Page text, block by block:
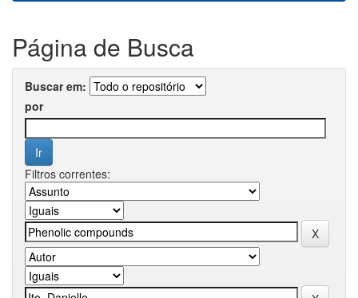
Página de Busca
Buscar em:
por
Filtros correntes: